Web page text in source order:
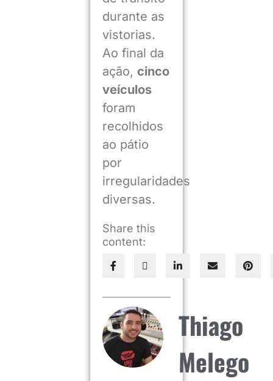
durante as
vistorias.
Ao final da
ação, cinco
veículos
foram
recolhidos
ao pátio
por
irregularidades
diversas.
Share this
content:
Thiago
Melego